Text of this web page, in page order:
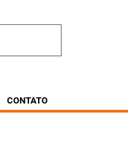
CONTATO